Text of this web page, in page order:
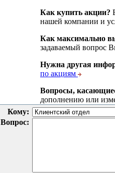
Как купить акции?
нашей компании и
Как максимально
задаваемый вопрос
Нужна другая
по акциям
Вопросы,
дополнению или
Кому:
Вопрос: